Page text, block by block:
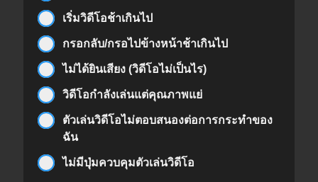
เริ่มวิดีโอช้าเกินไป
กรอกลับ/กรอไปข้างหน้าช้าเกินไป
ไม่ได้ยินเสียง (วิดีโอไม่เป็นไร)
วิดีโอกำลังเล่นแต่คุณภาพแย่
ตัวเล่นวิดีโอไม่ตอบสนองต่อการกระทำของ
ฉัน
ไม่มีปุ่มควบคุมตัวเล่นวิดีโอ